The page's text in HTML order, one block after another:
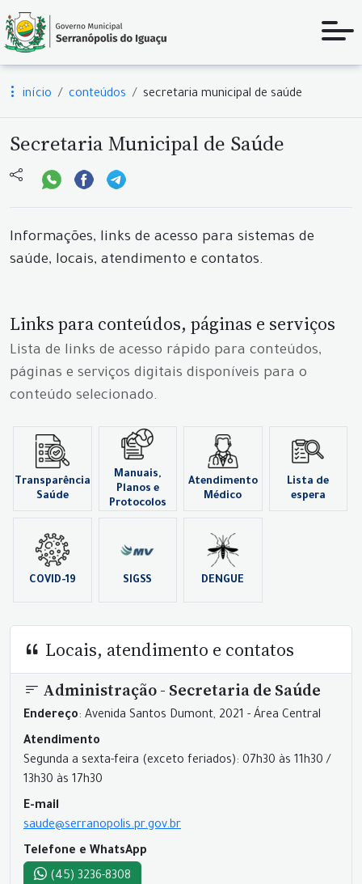
início conteúdos secretaria municipal de saúde
Secretaria Municipal de Saúde
Informações, links de acesso para sistemas de
saúde, locais, atendimento e contatos.
Links para conteúdos, páginas e serviços
Lista de links de acesso rápido para conteúdos,
páginas e serviços digitais disponíveis para o
conteúdo selecionado.
Transparência
Saúde
Manuais,
Planos e
Protocolos
Atendimento
Médico
Lista de
espera
COVID-19 SIGSS DENGUE
Locais, atendimento e contatos
Administração - Secretaria de Saúde
Endereço: Avenida Santos Dumont, 2021 - Área Central
Atendimento
Segunda a sexta-feira (exceto feriados): 07h30 às 11h30 /
13h30 às 17h30
E-mail
saude@serranopolis.pr.gov.br
Telefone e WhatsApp
(45) 3236-8308